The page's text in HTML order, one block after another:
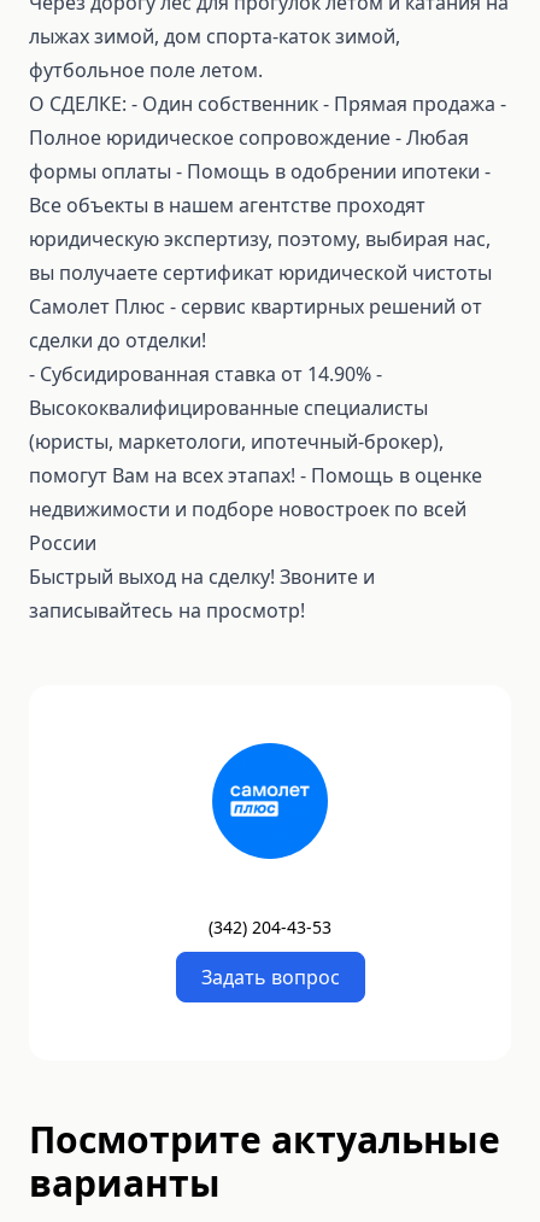
лыжах зимой, дом спорта-каток зимой,
футбольное поле летом.
О СДЕЛКЕ: ⁃ Один собственник ⁃ Прямая продажа ⁃
Полное юридическое сопровождение ⁃ Любая
формы оплаты ⁃ Помощь в одобрении ипотеки ⁃
Все объекты в нашем агентстве проходят
юридическую экспертизу, поэтому, выбирая нас,
вы получаете сертификат юридической чистоты
Самолет Плюс - сервис квартирных решений от
сделки до отделки!
⁃ Субсидированная ставка от 14.90% ⁃
Высококвалифицированные специалисты
(юристы, маркетологи, ипотечный-брокер),
помогут Вам на всех этапах! ⁃ Помощь в оценке
недвижимости и подборе новостроек по всей
России
Быстрый выход на сделку! Звоните и
записывайтесь на просмотр!
(342) 204-43-53
Задать вопрос
Посмотрите актуальные
варианты